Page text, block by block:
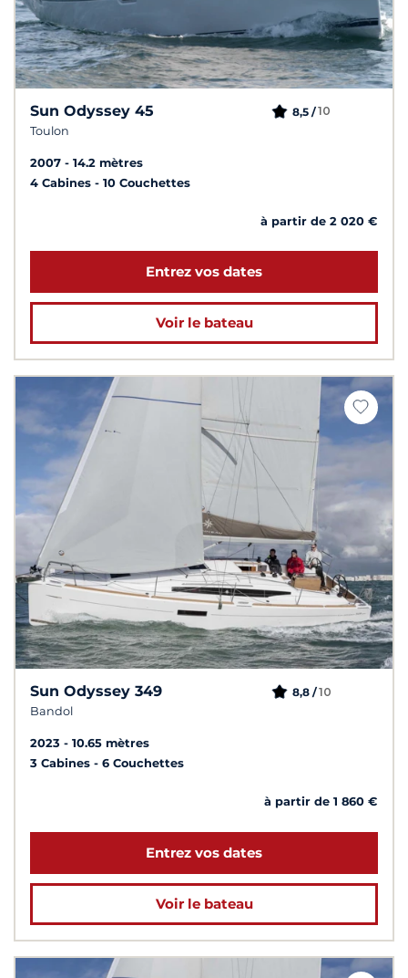
Sun Odyssey 45
Toulon
8,5 /10
2007
14.2 mètres
4 Cabines
10 Couchettes
à partir de 2 020 €
Entrez vos dates
Voir le bateau
Sun Odyssey 349
Bandol
8,8 /10
2023
10.65 mètres
3 Cabines
6 Couchettes
à partir de 1 860 €
Entrez vos dates
Voir le bateau